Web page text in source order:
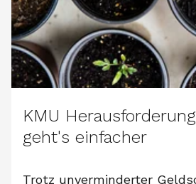
KMU
geht's einfacher
Trotz unverminderter